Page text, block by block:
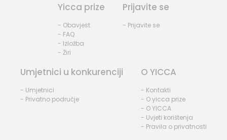
Yicca prize
- Obavjest
- FAQ
- Izložba
- Žiri
Prijavite se
- Prijavite se
Umjetnici u konkurenciji
- Umjetnici
- Privatno područje
O YICCA
- Kontakti
- O yicca prize
- O YICCA
- Uvjeti korištenja
- Pravila o privatnosti